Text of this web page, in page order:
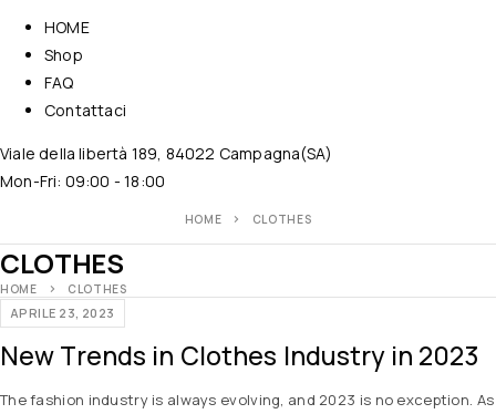
HOME
Shop
FAQ
Contattaci
Viale della libertà 189, 84022 Campagna(SA)
Mon-Fri: 09:00 - 18:00
HOME CLOTHES
CLOTHES
HOME CLOTHES
APRILE 23, 2023
New Trends in Clothes Industry in 2023
The fashion industry is always evolving, and 2023 is no exception. As